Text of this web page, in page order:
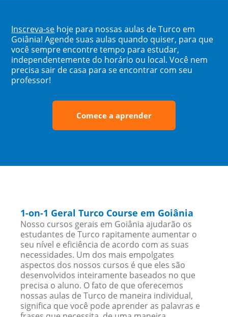
Inscreva-se hoje para nossas aulas de Turco em
Goiânia! Agende suas aulas quando quiser, para que
você sempre encontre tempo para estudar,
independentemente do horário ou local. Você nem
precisa sair de casa para se encontrar com seu
professor!
Comece a aprender
1-on-1 Geral Turco Course em Goiânia
Nosso cursos gerais em Goiânia ajudarão os
estudantes de Turco rapitamente aumentar o
seu nível e eficiência de acordo com as suas
necessidades. Um dos mais empolgates
aspectos dos nossos cursos é que eles são
desenvolvidos inteiramente baseados no que
precisa o aluno. O fato de que oferecemos
nossas aulas de Turco de maneira individual,
significa que você pode aprender as palavras e